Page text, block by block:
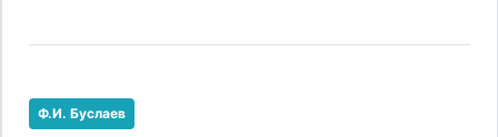
Ф.И. Буслаев